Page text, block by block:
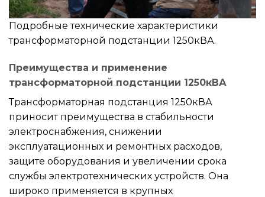
Подробные технические характеристики
трансформаторной подстанции 1250кВА.
Преимущества и применение
трансформаторной подстанции 1250кВА
Трансформаторная подстанция 1250кВА
приносит преимущества в стабильности
электроснабжения, снижении
эксплуатационных и ремонтных расходов,
защите оборудования и увеличении срока
службы электротехнических устройств. Она
широко применяется в крупных